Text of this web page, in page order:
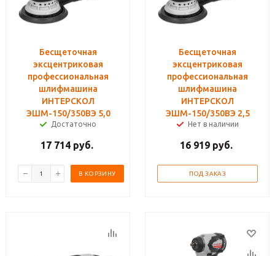
Бесщеточная
эксцентриковая
профессиональная
шлифмашина
ИНТЕРСКОЛ
ЭШМ-150/350ВЭ 5,0
Достаточно
17 714 руб.
В КОРЗИНУ
Бесщеточная
эксцентриковая
профессиональная
шлифмашина
ИНТЕРСКОЛ
ЭШМ-150/350ВЭ 2,5
Нет в наличии
16 919 руб.
ПОД ЗАКАЗ